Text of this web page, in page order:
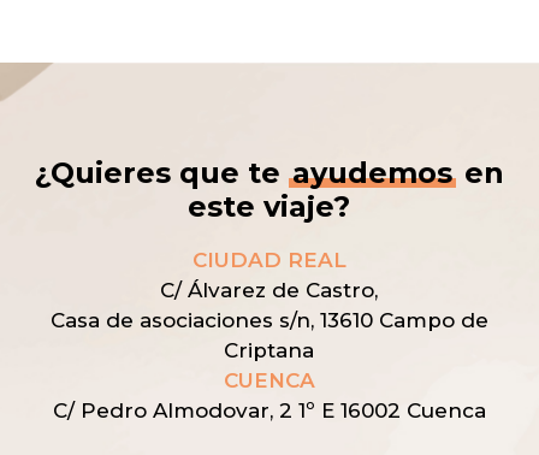
¿Quieres que te ayudemosen
este viaje?
CIUDAD REAL
C/ Álvarez de Castro,
Casa de asociaciones s/n, 13610 Campo de
Criptana
CUENCA
C/ Pedro Almodovar, 2 1º E 16002 Cuenca